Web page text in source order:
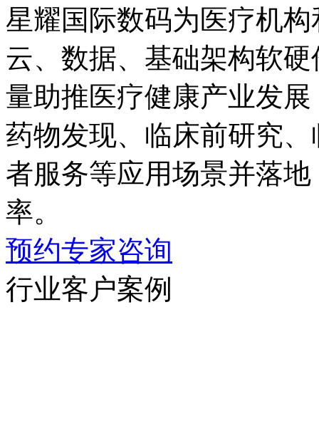
星耀国际数码为医疗机
云、数据、基础架构
量助推医疗健康产业发展
药物发现、临床前研究
者服务等应用场景并落地
率。
预约专家咨询
行业客户案例